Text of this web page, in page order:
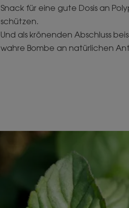
Snack für eine gute Dosis an
schützen.
Und als krönenden Abschluss
wahre Bombe an natürlichen